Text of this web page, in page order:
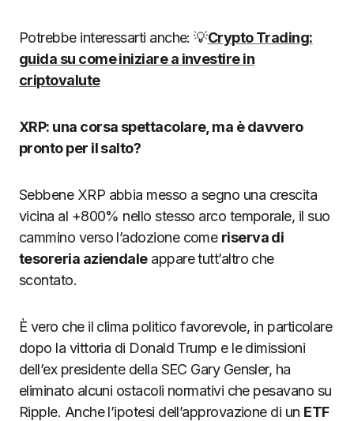
Potrebbe interessarti anche: 💡Crypto Trading:
guida su come iniziare a investire in
criptovalute
XRP: una corsa spettacolare, ma è davvero
pronto per il salto?
Sebbene XRP abbia messo a segno una crescita
vicina al +800% nello stesso arco temporale, il suo
cammino verso l’adozione come riserva di
tesoreria aziendaleappare tutt’altro che
scontato.
È vero che il clima politico favorevole, in particolare
dopo la vittoria di Donald Trump e le dimissioni
dell’ex presidente della SEC Gary Gensler, ha
eliminato alcuni ostacoli normativi che pesavano su
Ripple. Anche l’ipotesi dell’approvazione di un ETF